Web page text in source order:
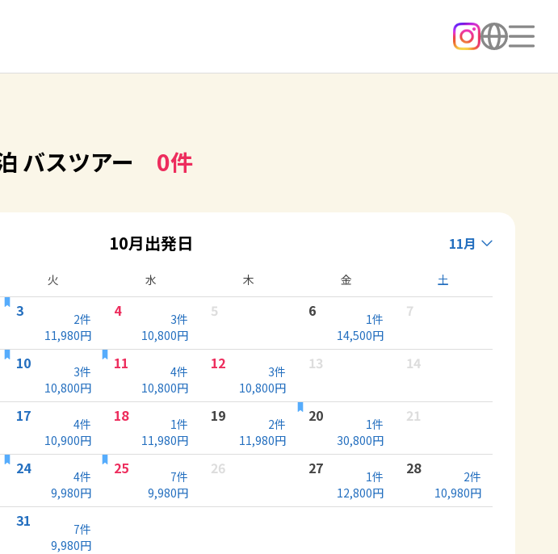
バスツアー 0件
10月出発日 11月
火 水 木 金 土
3 2件
11,980円
4 3件
10,800円
5 6 1件
14,500円
7
10 3件
10,800円
11 4件
10,800円
12 3件
10,800円
13 14
17 4件
10,900円
18 1件
11,980円
19 2件
11,980円
20 1件
30,800円
21
24 4件
9,980円
25 7件
9,980円
26 27 1件
12,800円
28 2件
10,980円
31 7件
9,980円